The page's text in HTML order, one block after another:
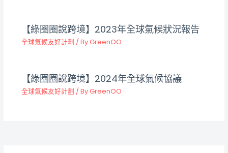
【綠圈圈說跨境】2023年全球氣候狀況報告
全球氣候友好計劃 / ByGreenOO
【綠圈圈說跨境】2024年全球氣候協議
全球氣候友好計劃 / ByGreenOO